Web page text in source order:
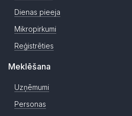
Dienas pieeja
Mikropirkumi
Reģistrēties
Meklēšana
Uzņēmumi
Personas